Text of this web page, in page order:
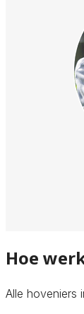
Hoe
Alle hoveniers